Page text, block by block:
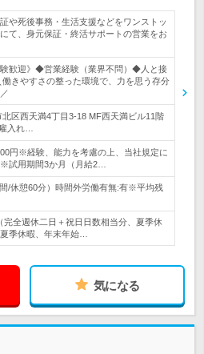
や死後事務・生活支援などをワンストッ
て、身元保証・終活サポートの営業をお
験歓迎》◆営業経験（業界不問）◆人と接
きやすさの整った環境で、力を思う存分
北区西天満4丁目3-18 MF西天満ビル11階
入れ…
円※経験、能力を考慮の上、当社規定に
試用期間3か月（月給2…
/休憩60分）時間外労働有無:有※平均残
完全週休二日＋祝日日数相当分、夏季休
季休暇、年末年始…
気になる